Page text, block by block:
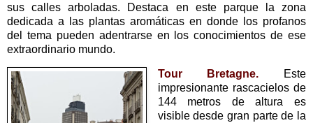
sus calles arboladas. Destaca en este parque la zona
dedicada a las plantas aromáticas en donde los profanos
del tema pueden adentrarse en los conocimientos de ese
extraordinario mundo.
Tour Bretagne. Este
impresionante rascacielos de
144 metros de altura es
visible desde gran parte de la